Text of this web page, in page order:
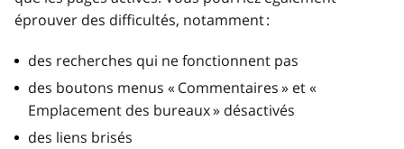
éprouver des difficultés, notamment :
des recherches qui ne fonctionnent pas
des boutons menus « Commentaires » et «
Emplacement des bureaux » désactivés
des liens brisés